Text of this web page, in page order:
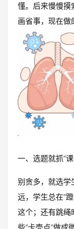
懂。后来慢慢摸
画省事，现在做
一、选题就抓“
别贪多，就选学
远，学生总在“
这个；还有跳绳